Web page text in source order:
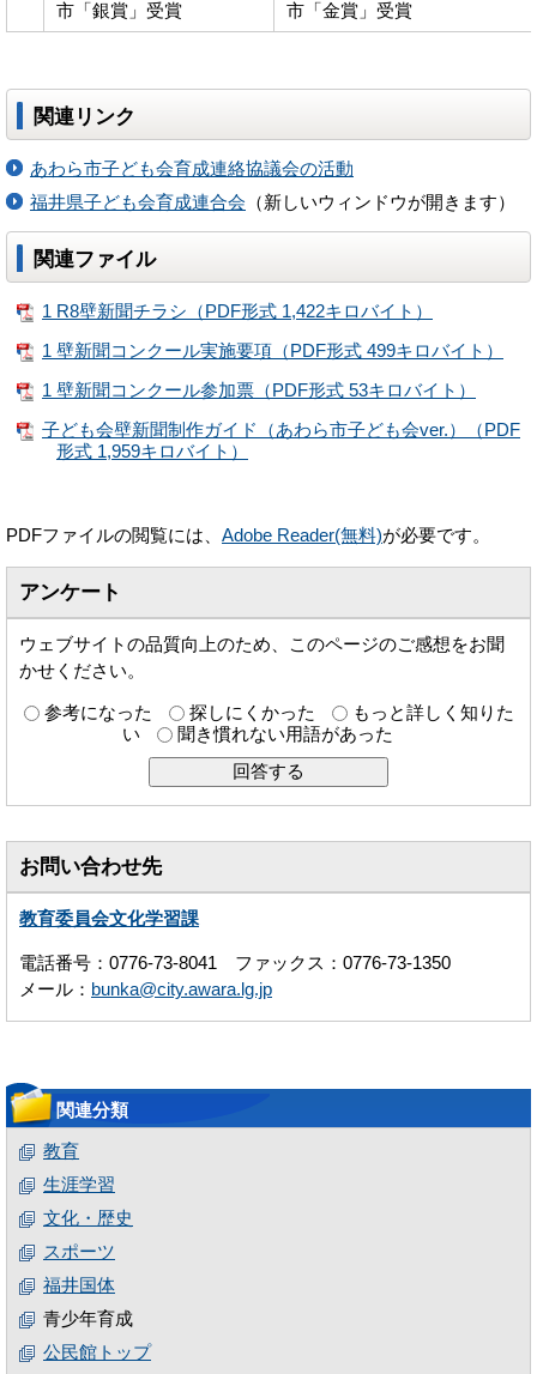
市「銀賞」受賞 市「金賞」受賞
関連リンク
あわら市子ども会育成連絡協議会の活動
福井県子ども会育成連合会 （新しいウィンドウが開きます）
関連ファイル
1 R8壁新聞チラシ（PDF形式 1,422キロバイト）
1 壁新聞コンクール実施要項（PDF形式 499キロバイト）
1 壁新聞コンクール参加票（PDF形式 53キロバイト）
子ども会壁新聞制作ガイド（あわら市子ども会ver.）（PDF
形式 1,959キロバイト）
PDFファイルの閲覧には、 Adobe Reader(無料)が必要です。
アンケート
ウェブサイトの品質向上のため、このページのご感想をお聞
かせください。
参考になった 探しにくかった
もっと詳しく知りた
い
聞き慣れない用語があった
お問い合わせ先
教育委員会文化学習課
電話番号：0776-73-8041 ファックス：0776-73-1350
メール： bunka@city.awara.lg.jp
関連分類
教育
生涯学習
文化・歴史
スポーツ
福井国体
青少年育成
公民館トップ